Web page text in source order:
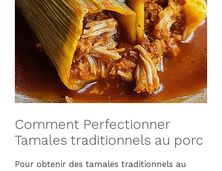
Comment Perfectionner
Tamales traditionnels au porc
Pour obtenir des tamales traditionnels au